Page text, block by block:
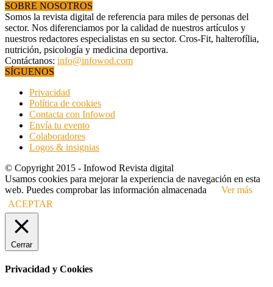
SOBRE NOSOTROS
Somos la revista digital de referencia para miles de personas del
sector. Nos diferenciamos por la calidad de nuestros artículos y
nuestros redactores especialistas en su sector. Cros-Fit, halterofília,
nutrición, psicología y medicina deportiva.
Contáctanos: info@infowod.com
SÍGUENOS
Privacidad
Política de cookies
Contacta con Infowod
Envía tu evento
Colaboradores
Logos & insignias
© Copyright 2015 - Infowod Revista digital
Usamos cookies para mejorar la experiencia de navegación en esta
web. Puedes comprobar las información almacenada
Ver más
ACEPTAR
Cerrar
Privacidad y Cookies